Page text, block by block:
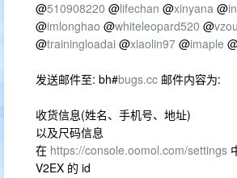
@510908220 @lifechan @xinyana @
@imlonghao @whiteleopard520 @vzou
@trainingloadai @xiaolin97 @imaple
发送邮件至: bh#bugs.cc 邮件内容为:
收货信息(姓名、手机号、地址)
以及尺码信息
在 https://console.oomol.com/settings
V2EX 的 id